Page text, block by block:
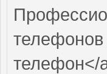
телефон</